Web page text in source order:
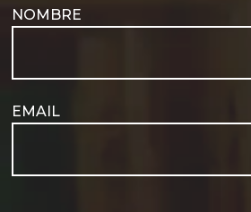
NOMBRE
EMAIL